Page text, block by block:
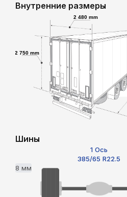
Внутренние размеры
2 480 mm
2 750 mm
Шины
1 Ось
385/65 R22.5
8 мм